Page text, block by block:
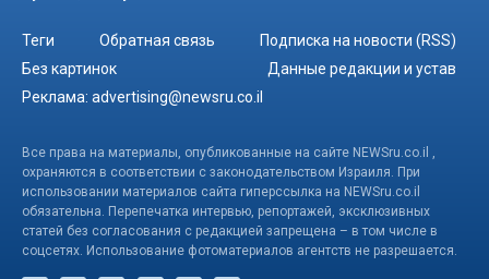
Теги Обратная связь
Подписка на новости (RSS)
Без картинок
Данные редакции и устав
Реклама: advertising@newsru.co.il
Все права на материалы, опубликованные на сайте NEWSru.co.il ,
охраняются в соответствии с законодательством Израиля. При
использовании материалов сайта гиперссылка на NEWSru.co.il
обязательна. Перепечатка интервью, репортажей, эксклюзивных
статей без согласования с редакцией запрещена – в том числе в
соцсетях. Использование фотоматериалов агентств не разрешается.